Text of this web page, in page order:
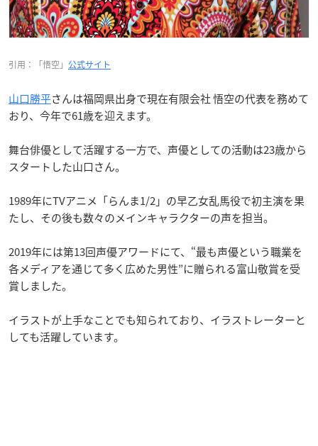
引用：「悟空」 公式サイト
山口勝平さんは福岡県出身で現在有限会社 悟空の代表を務めて
おり、今年で61歳を迎えます。
舞台俳優として活躍する一方で、声優としての活動は23歳から
スタートした山口さん。
1989年にTVアニメ「らんま1/2」の早乙女乱馬役で初主演を果
たし、その後も数々のメインキャラクターの声を担当。
2019年には第13回声優アワードにて、“最も声優という職業を
各メディアを通じて多く広めた男性”に贈られる富山敬賞を受
賞しました。
イラストが上手なことでも知られており、イラストレーターと
しても活躍しています。